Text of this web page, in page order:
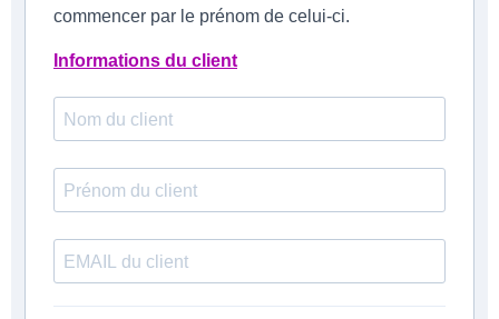
commencer par le prénom de celui-ci.
Informations du client